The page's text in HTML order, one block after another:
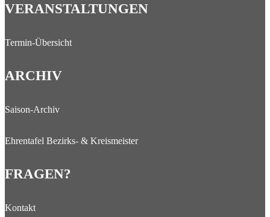
VERANSTALTUNGEN
Termin-Übersicht
ARCHIV
Saison-Archiv
Ehrentafel Bezirks- & Kreismeister
FRAGEN?
Kontakt